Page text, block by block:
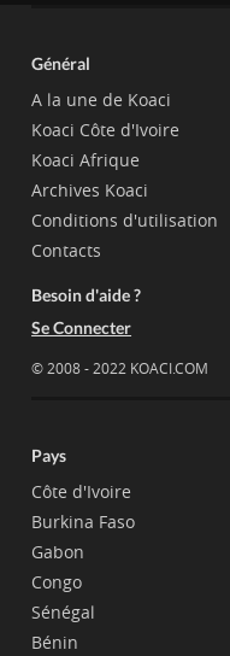
Général
A la une de Koaci
Koaci Côte d'Ivoire
Koaci Afrique
Archives Koaci
Conditions d'utilisation
Contacts
Besoin d'aide ?
Se Connecter
© 2008 - 2022 KOACI.COM
Pays
Côte d'Ivoire
Burkina Faso
Gabon
Congo
Sénégal
Bénin